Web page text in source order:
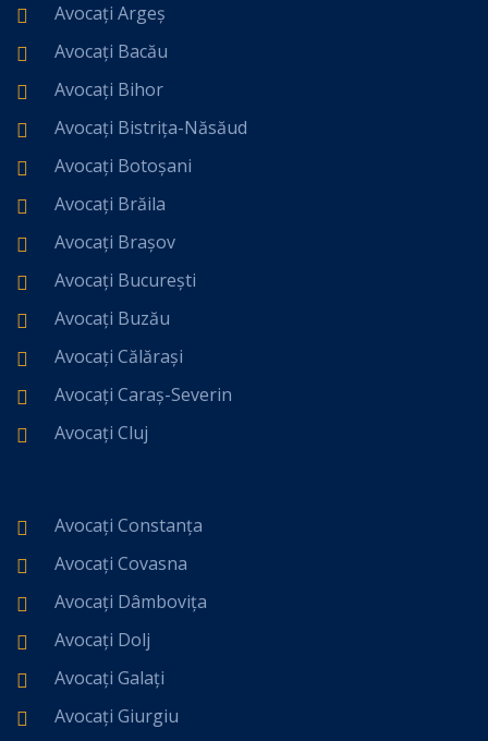
Avocați Argeș
Avocați Bacău
Avocați Bihor
Avocați Bistrița-Năsăud
Avocați Botoșani
Avocați Brăila
Avocați Brașov
Avocați București
Avocați Buzău
Avocați Călărași
Avocați Caraș-Severin
Avocați Cluj
Avocați Constanța
Avocați Covasna
Avocați Dâmbovița
Avocați Dolj
Avocați Galați
Avocați Giurgiu